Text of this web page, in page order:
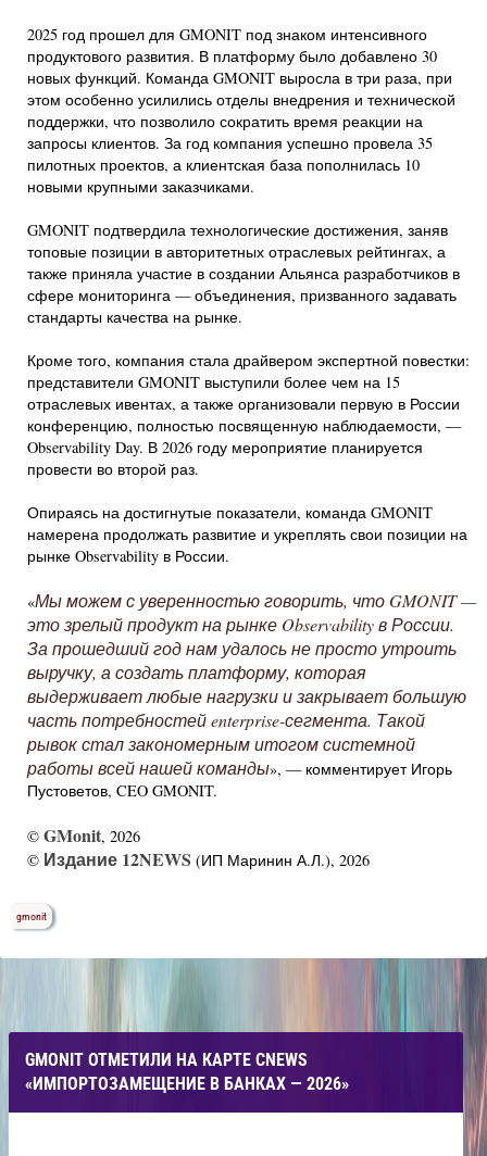
2025 год прошел для GMONIT под знаком интенсивного
продуктового развития. В платформу было добавлено 30
новых функций. Команда GMONIT выросла в три раза, при
этом особенно усилились отделы внедрения и технической
поддержки, что позволило сократить время реакции на
запросы клиентов. За год компания успешно провела 35
пилотных проектов, а клиентская база пополнилась 10
новыми крупными заказчиками.
GMONIT подтвердила технологические достижения, заняв
топовые позиции в авторитетных отраслевых рейтингах, а
также приняла участие в создании Альянса разработчиков в
сфере мониторинга — объединения, призванного задавать
стандарты качества на рынке.
Кроме того, компания стала драйвером экспертной повестки:
представители GMONIT выступили более чем на 15
отраслевых ивентах, а также организовали первую в России
конференцию, полностью посвященную наблюдаемости, —
Observability Day. В 2026 году мероприятие планируется
провести во второй раз.
Опираясь на достигнутые показатели, команда GMONIT
намерена продолжать развитие и укреплять свои позиции на
рынке Observability в России.
«Мы можем с уверенностью говорить, что GMONIT —
это зрелый продукт на рынке Observability в России.
За прошедший год нам удалось не просто утроить
выручку, а создать платформу, которая
выдерживает любые нагрузки и закрывает большую
часть потребностей enterprise-сегмента. Такой
рывок стал закономерным итогом системной
работы всей нашей команды», — комментирует Игорь
Пустоветов, CEO GMONIT.
© GMonit, 2026
© Издание 12NEWS (ИП Маринин А.Л.), 2026
gmonit
GMONIT ОТМЕТИЛИ НА КАРТЕ CNEWS
«ИМПОРТОЗАМЕЩЕНИЕ В БАНКАХ — 2026»